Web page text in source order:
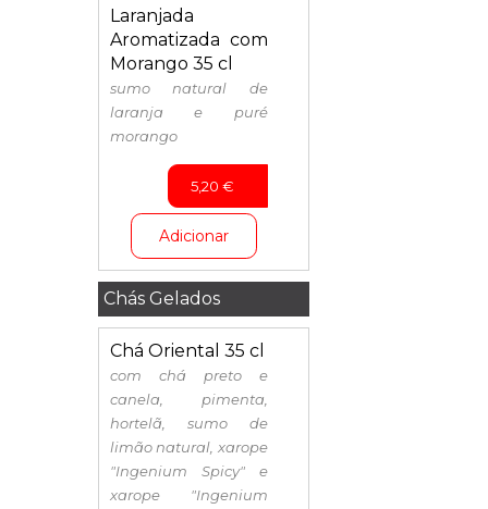
Laranjada
Aromatizada com
Morango 35 cl
sumo natural de
laranja e puré
morango
5,20 €
Adicionar
Chás Gelados
Chá Oriental 35 cl
com chá preto e
canela, pimenta,
hortelã, sumo de
limão natural, xarope
"Ingenium Spicy" e
xarope "Ingenium